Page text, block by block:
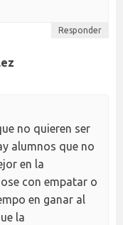
Responder
no quieren ser
alumnos que no
en la
con empatar o
en ganar al
la